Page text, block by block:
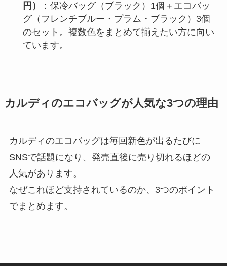
円）
：保冷バッグ（ブラック）1個＋エコバッ
グ（フレンチブルー・プラム・ブラック）3個
のセット。複数色をまとめて揃えたい方に向い
ています。
カルディのエコバッグが人気な3つの理由
カルディのエコバッグは毎回新色が出るたびに
SNSで話題になり、発売直後に売り切れるほどの
人気があります。
なぜこれほど支持されているのか、3つのポイント
でまとめます。